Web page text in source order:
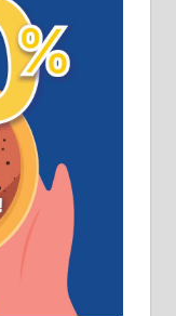
20
122 –